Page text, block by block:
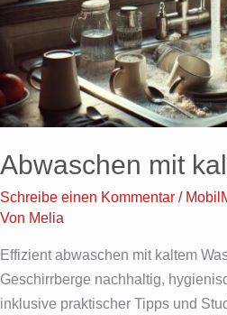
Abwaschen mit
Schreibe einen Kommentar /
Von Melia
Effizient abwaschen mit kaltem
Geschirrberge nachhaltig,
inklusive praktischer Tipps und